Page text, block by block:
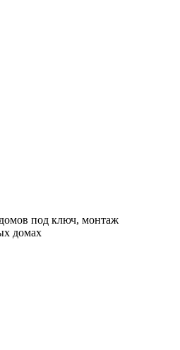
под ключ, монтаж
домах